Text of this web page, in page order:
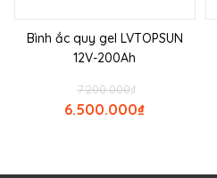
Bình ắc quy gel LVTOPSUN
12V-200Ah
₫
7.200.000
₫
6.500.000